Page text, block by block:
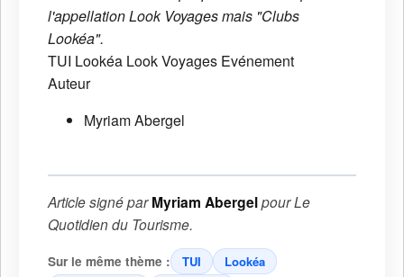
l'appellation Look Voyages mais "Clubs
Lookéa".
TUI Lookéa Look Voyages Evénement
Auteur
Myriam Abergel
Article signé parMyriam AbergelpourLe
Quotidien du Tourisme.
Sur le même thème : TUI
Lookéa